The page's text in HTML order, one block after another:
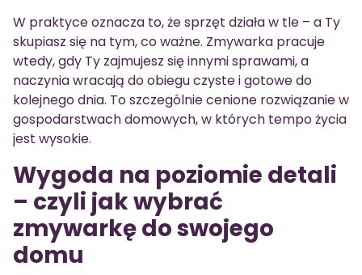
W praktyce oznacza to, że sprzęt działa w tle – a Ty
skupiasz się na tym, co ważne. Zmywarka pracuje
wtedy, gdy Ty zajmujesz się innymi sprawami, a
naczynia wracają do obiegu czyste i gotowe do
kolejnego dnia. To szczególnie cenione rozwiązanie w
gospodarstwach domowych, w których tempo życia
jest wysokie.
Wygoda na poziomie detali
– czyli jak wybrać
zmywarkę do swojego
domu